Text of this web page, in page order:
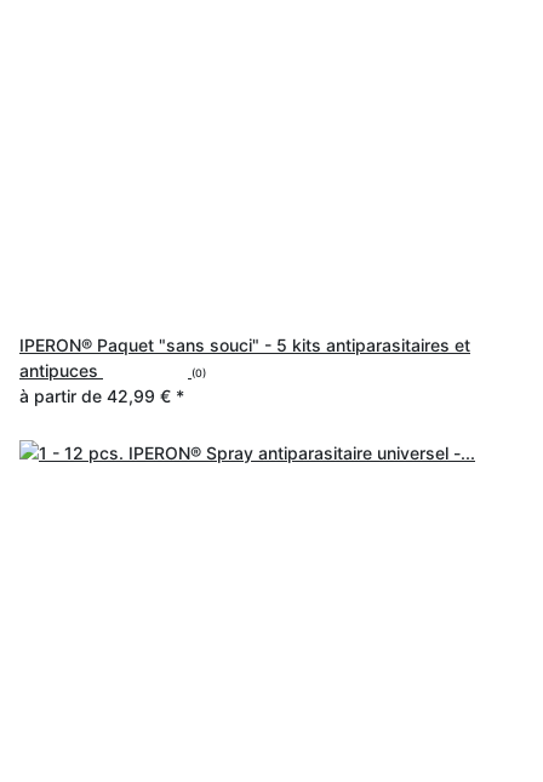
IPERON® Paquet "sans souci" - 5 kits antiparasitaires et
antipuces
(0)
à partir de 42,99 € *